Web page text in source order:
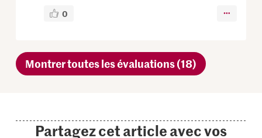
0
Montrer toutes les évaluations (18)
Partagez cet article avec vos